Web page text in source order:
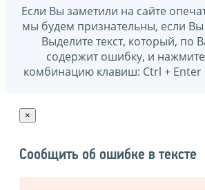
Если Вы заметили на сайте
мы будем признательны, если
Выделите текст, который,
содержит ошибку, и
комбинацию клавиш: Ctrl +
×
Сообщить об ошибке в тексте